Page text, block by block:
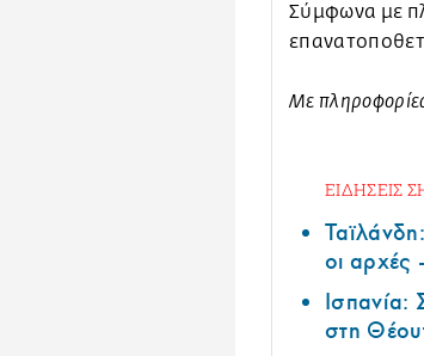
Σύμφωνα με
Με
ΕΙΔΗΣΕΙΣ
οι αρχές
Ισπανία:
στη